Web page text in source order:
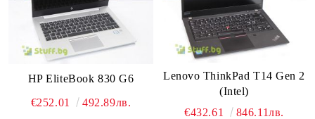
HP EliteBook 830 G6
€252.01 492.89лв.
Lenovo ThinkPad T14 Gen 2
(Intel)
€432.61
846.11лв.